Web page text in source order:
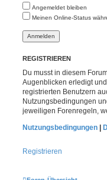
Angemeldet bleiben
Meinen Online-Status
REGISTRIEREN
Du musst in diesem
Augenblicken erledigt
registrierten Benutzern
Nutzungsbedingungen
jeweiligen Forenregeln,
Nutzungsbedingungen |
Registrieren